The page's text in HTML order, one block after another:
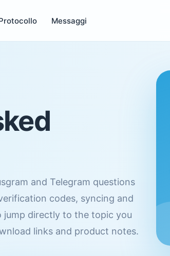
Messaggi
and Telegram questions
codes, syncing and
directly to the topic you
links and product notes.